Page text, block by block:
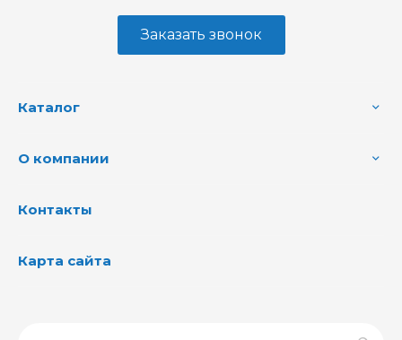
Заказать звонок
Каталог
О компании
Контакты
Карта сайта